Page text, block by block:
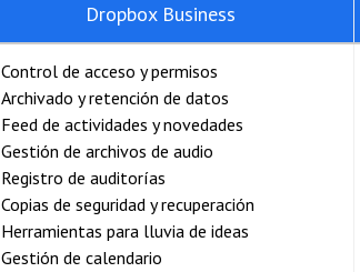
Dropbox Business
Control de acceso y permisos
Archivado y retención de datos
Feed de actividades y novedades
Gestión de archivos de audio
Registro de auditorías
Copias de seguridad y recuperación
Herramientas para lluvia de ideas
Gestión de calendario